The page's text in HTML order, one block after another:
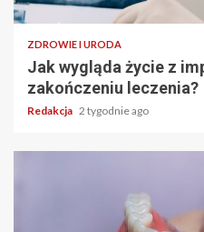
ZDROWIE I URODA
Jak wygląda życie z
zakończeniu leczenia?
Redakcja 2 tygodnie ago